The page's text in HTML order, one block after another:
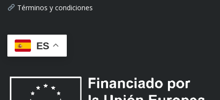
Términos y condiciones
ES